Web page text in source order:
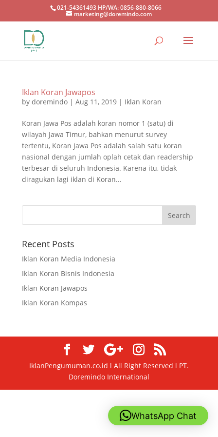
021-54361493 HP/WA: 0856-880-8066
marketing@doremindo.com
Iklan Koran Jawapos
by doremindo| Aug 11, 2019| Iklan Koran
Koran Jawa Pos adalah koran nomor 1 (satu) di
wilayah Jawa Timur, bahkan menurut survey
tertentu, Koran Jawa Pos adalah salah satu koran
nasional dengan jumlah oplah cetak dan readership
terbesar di seluruh Indonesia. Karena itu, tidak
diragukan lagi iklan di Koran...
Recent Posts
Iklan Koran Media Indonesia
Iklan Koran Bisnis Indonesia
Iklan Koran Jawapos
Iklan Koran Kompas
IklanPengumuman.co.id l All Right Reserved l PT.
Doremindo International
WhatsApp Chat